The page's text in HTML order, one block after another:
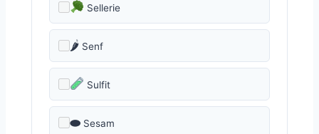
Sellerie
🌶 Senf
Sulfit
⬬ Sesam